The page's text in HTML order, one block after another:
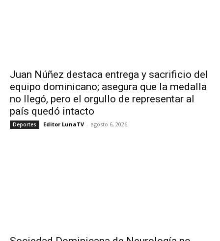
Juan Núñez destaca entrega y sacrificio del
equipo dominicano; asegura que la medalla
no llegó, pero el orgullo de representar al
país quedó intacto
Deportes Editor LunaTV - agosto 6, 2026